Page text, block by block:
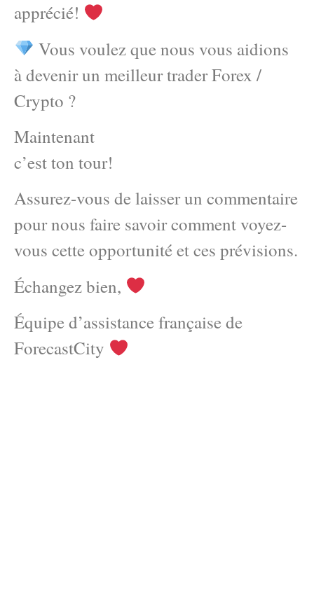
apprécié!
Vous voulez que nous vous aidions
à devenir un meilleur trader Forex /
Crypto ?
Maintenant
c’est ton tour!
Assurez-vous de laisser un commentaire
pour nous faire savoir comment voyez-
vous cette opportunité et ces prévisions.
Échangez bien,
Équipe d’assistance française de
ForecastCity